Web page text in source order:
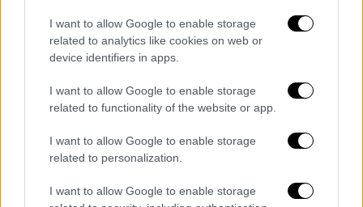
I want to allow Google to enable storage
related to analytics like cookies on web or
device identifiers in apps.
I want to allow Google to enable storage
related to functionality of the website or app.
I want to allow Google to enable storage
related to personalization.
I want to allow Google to enable storage
— Israeli Air Force (@IAFsite)
October 22, 2023
Σύμφωνα με τους Times of India, η γνώση ότι
ο εχθρός διαθέτει ένα όπλο υψηλής
αντίκτυπο καθώς μπορεί να μειώσει
το
ηθικόκαι να δημιουργήσει
επηρεάζοντας ενδεχομένως τις